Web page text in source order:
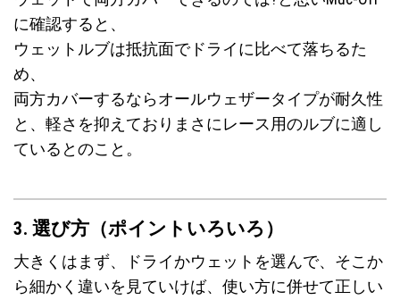
に確認すると、
ウェットルブは抵抗面でドライに比べて落ちるた
め、
両方カバーするならオールウェザータイプが耐久性
と、軽さを抑えておりまさにレース用のルブに適し
ているとのこと。
3. 選び方（ポイントいろいろ）
大きくはまず、ドライかウェットを選んで、そこか
ら細かく違いを見ていけば、使い方に併せて正しい